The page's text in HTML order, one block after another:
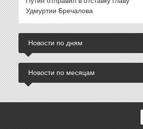
Удмуртии Бречалова
Новости по дням
Новости по месяцам